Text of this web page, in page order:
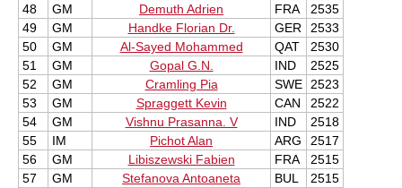
48
GM Demuth Adrien FRA
2535
49
GM Handke Florian Dr. GER
2533
50
GM Al-Sayed Mohammed QAT
2530
51
GM Gopal G.N. IND
2525
52
GM Cramling Pia SWE
2523
53
GM Spraggett Kevin CAN
2522
54
GM Vishnu Prasanna. V IND
2518
55
IM Pichot Alan ARG
2517
56
GM Libiszewski Fabien FRA
2515
57
GM Stefanova Antoaneta BUL
2515